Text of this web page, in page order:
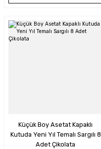
Küçük Boy Asetat Kapaklı
Kutuda Yeni Yıl Temalı Sargılı 8
Adet Çikolata